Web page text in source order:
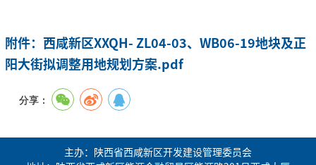
附件：西咸新区XXQH- ZL04-03、WB06-19地块及正
阳大街拟调整用地规划方案.pdf
分享：
主办：陕西省西咸新区开发建设管理委员会